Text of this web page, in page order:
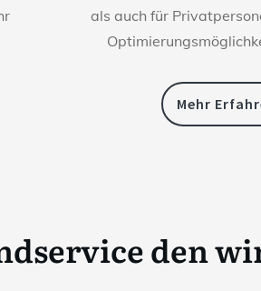
als auch für
Mehr
den